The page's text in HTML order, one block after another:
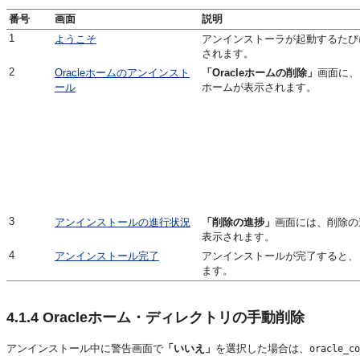
番号 画面
説明
1
ようこそ
アンインストーラが起動するた
されます。
2
Oracleホームのアンインスト
ール
「Oracleホームの削除」 画面に
ホームが表示されます。
3 アンインストールの進行状況 「削除の進捗」 画面には、削除
表示されます。
4
アンインストール完了 アンインストールが完了すると、
ます。
4.1.4 Oracleホーム・ディレクトリの手動削除
アンインストール中に警告画面で 「いいえ」 を選択した場合は、